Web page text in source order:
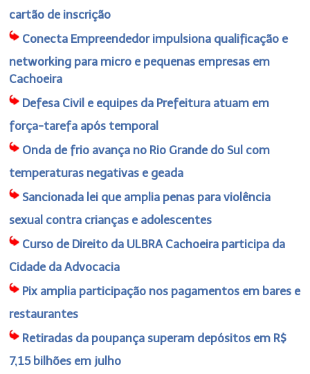
cartão de inscrição
Conecta Empreendedor impulsiona qualificação e
networking para micro e pequenas empresas em
Cachoeira
Defesa Civil e equipes da Prefeitura atuam em
força-tarefa após temporal
Onda de frio avança no Rio Grande do Sul com
temperaturas negativas e geada
Sancionada lei que amplia penas para violência
sexual contra crianças e adolescentes
Curso de Direito da ULBRA Cachoeira participa da
Cidade da Advocacia
Pix amplia participação nos pagamentos em bares e
restaurantes
Retiradas da poupança superam depósitos em R$
7,15 bilhões em julho